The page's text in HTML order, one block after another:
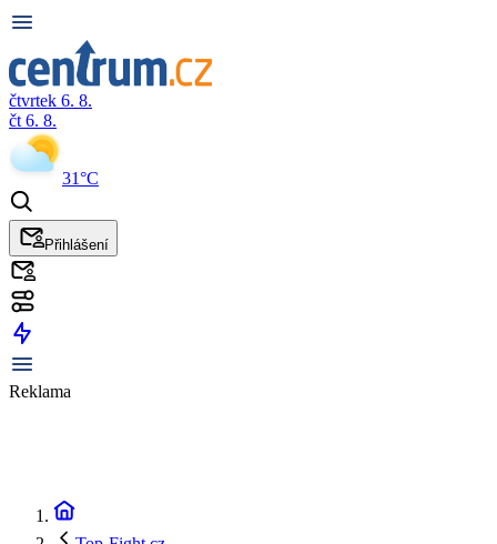
čtvrtek 6. 8.
čt 6. 8.
31°C
Přihlášení
Reklama